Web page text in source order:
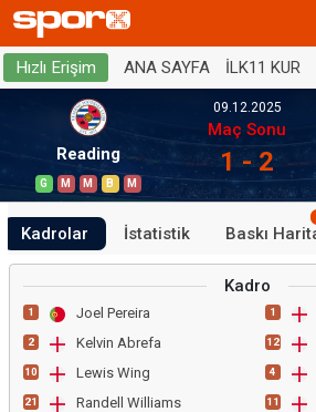
Hızlı Erişim ANA SAYFA İLK11 KUR
Reading
G M M B M
09.12.2025
Maç Sonu
1 - 2
Kadrolar İstatistik Baskı
Kadro
1 Joel Pereira
2 Kelvin Abrefa
10 Lewis Wing
21 Randell Williams
1
12
4
11